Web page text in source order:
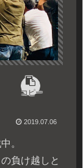
コピー
2019.07.06
。
負け越しと